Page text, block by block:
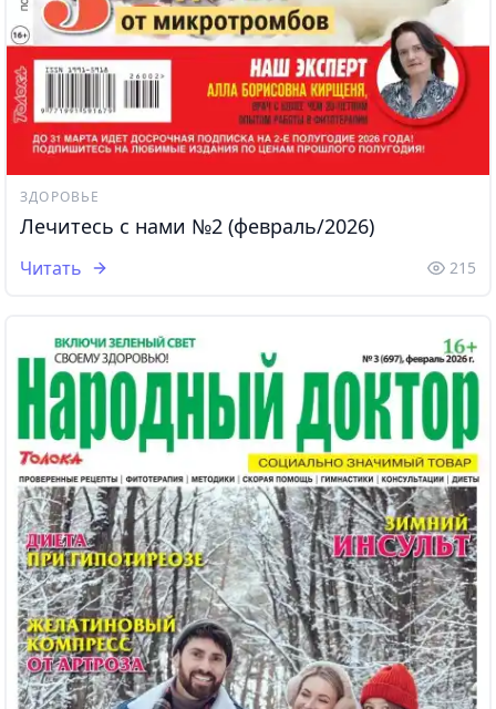
ЗДОРОВЬЕ
Лечитесь с нами №2 (февраль/2026)
Читать 215